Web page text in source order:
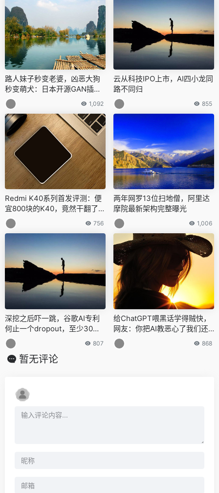
路人妹子秒变老婆，凶恶大狗
秒变萌犬：日本开源GAN插
件，局部P图无压力
1,092
云从科技IPO上市，AI四小龙同
路不同归
855
Redmi K40系列首发评测：便
宜800块的K40，竟然干翻了P
ro版！
756
两年网罗13位扫地僧，阿里达
摩院最新架构完整曝光
1,006
深挖之后吓一跳，谷歌AI专利
何止一个dropout，至少30项
今日生效
807
给ChatGPT喂黑话学得贼快，
网友：你把AI教恶心了我们还
怎么玩？
868
暂无评论